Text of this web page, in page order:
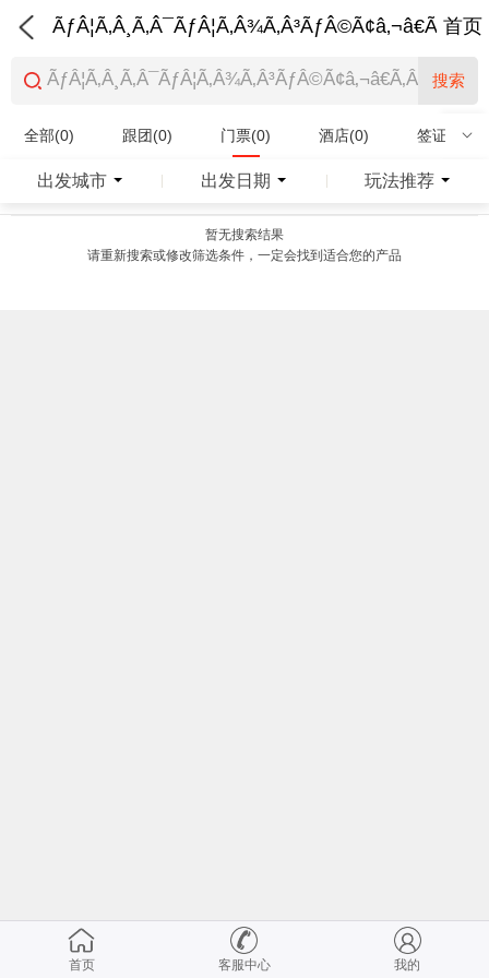
首页
搜索
全部(0) 跟团(0) 门票(0) 酒店(0) 签证(0)
特产商品(0)
出发城市 出发日期 玩法推荐
暂无搜索结果
请重新搜索或修改筛选条件，一定会找到适合您的产品
首页 客服中心 我的